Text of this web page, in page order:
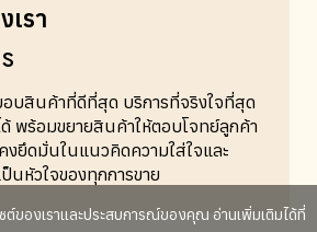
เรา
อบสินค้าที่ดีที่สุด บริการที่จริงใจที่สุด
ด้ พร้อมขยายสินค้าให้ตอบโจทย์ลูกค้า
งยึดมั่นในแนวคิดความใส่ใจและ
ป็นหัวใจของทุกการขาย
ต์ของเราและประสบการณ์ของคุณ อ่านเพิ่มเติมได้ที่